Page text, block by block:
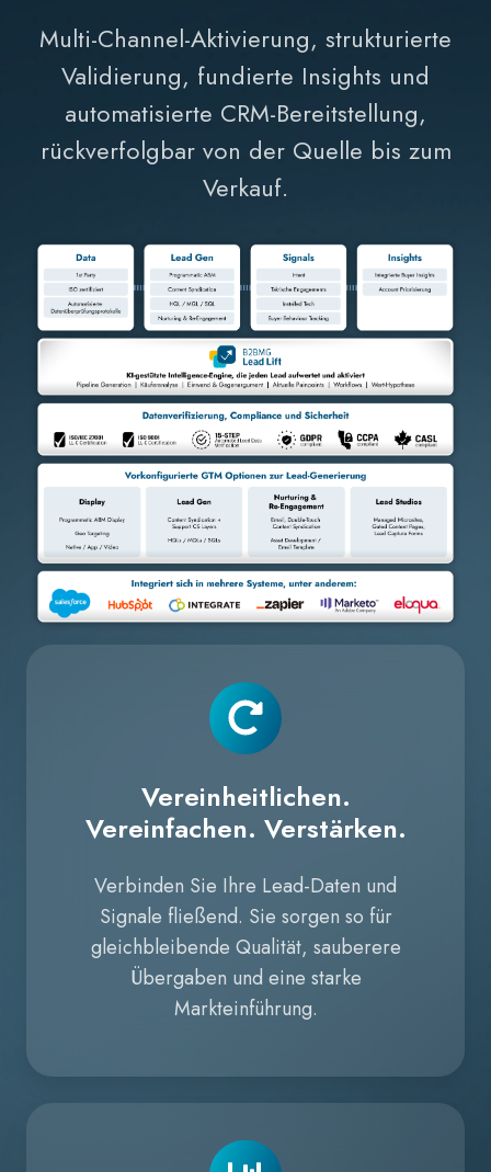
Multi-Channel-Aktivierung, strukturierte
Validierung, fundierte Insights und
automatisierte CRM-Bereitstellung,
rückverfolgbar von der Quelle bis zum
Verkauf.
Vereinheitlichen.
Vereinfachen. Verstärken.
Verbinden Sie Ihre Lead-Daten und
Signale fließend. Sie sorgen so für
gleichbleibende Qualität, sauberere
Übergaben und eine starke
Markteinführung.